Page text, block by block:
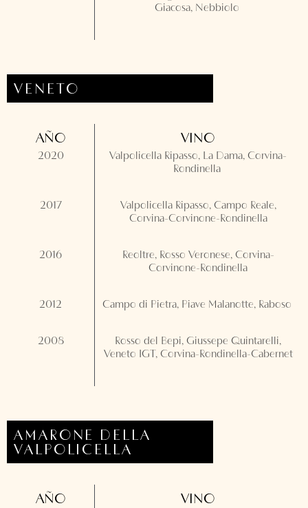
Giacosa, Nebbiolo
VENETO
AÑO
2020
VINO
Valpolicella Ripasso, La Dama, Corvina-
Rondinella
2017
Valpolicella Ripasso, Campo Reale,
Corvina-Corvinone-Rondinella
2016
Reoltre, Rosso Veronese, Corvina-
Corvinone-Rondinella
2012 Campo di Pietra, Piave Malanotte, Raboso
2008
Rosso del Bepi, Giussepe Quintarelli,
Veneto IGT, Corvina-Rondinella-Cabernet
AMARONE DELLA
VALPOLICELLA
AÑO VINO